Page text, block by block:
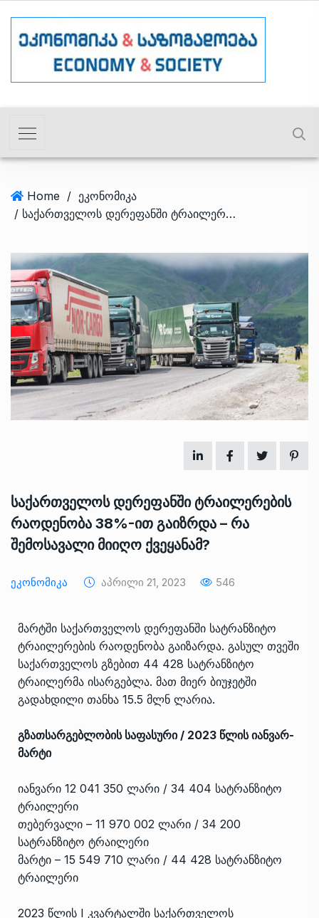
Home / ეკონომიკა
/ საქართველოს დერეფანში ტრაილერების რაოდენობა 38%-ით გაიზრდა – რა შემოსავალი მიიღო ქვეყანამ?
საქართველოს დერეფანში ტრაილერების
რაოდენობა 38%-ით გაიზრდა – რა
შემოსავალი მიიღო ქვეყანამ?
Ეკონომიკა Აპრილი 21, 2023 546
მარტში საქართველოს დერეფანში სატრანზიტო
ტრაილერების რაოდენობა გაიზარდა. გასულ თვეში
საქართველოს გზებით 44 428 სატრანზიტო
ტრაილერმა ისარგებლა. მათ მიერ ბიუჯეტში
გადახდილი თანხა 15.5 მლნ ლარია.
გზათსარგებლობის საფასური / 2023 წლის იანვარ-
მარტი
იანვარი 12 041 350 ლარი / 34 404 სატრანზიტო
ტრაილერი
თებერვალი – 11 970 002 ლარი / 34 200
სატრანზიტო ტრაილერი
მარტი – 15 549 710 ლარი / 44 428 სატრანზიტო
ტრაილერი
2023 წლის I კვარტალში საქართველოს